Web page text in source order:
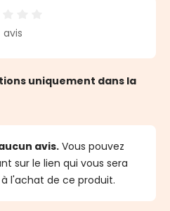
5 étoiles
avis
uniquement dans la
avis. Vous pouvez
sur le lien qui vous sera
l'achat de ce produit.